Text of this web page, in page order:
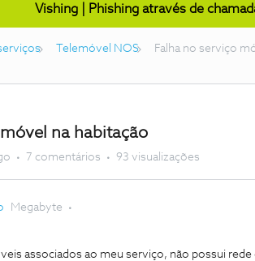
Vishing | Phishing através de
Telemóvel NOS Falha no serviço
na habitação
7 comentários 93 visualizações
Megabyte
associados ao meu serviço, não possui